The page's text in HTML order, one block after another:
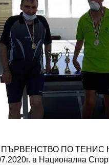
ПО ТЕНИС
в Национална